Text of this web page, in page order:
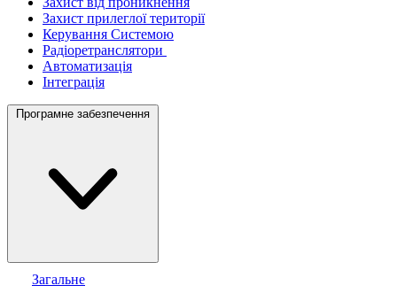
Захист прилеглої території
Керування Системою
Радіоретранслятори
Автоматизація
Інтеграція
Програмне забезпечення
Загальне